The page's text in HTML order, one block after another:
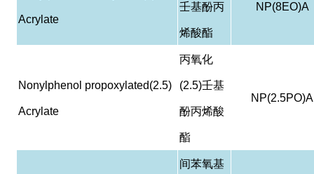
Acrylate
壬基酚丙
烯酸酯
NP(8EO)A
Nonylphenol propoxylated(2.5)
Acrylate
丙氧化
(2.5)壬基
酚丙烯酸
酯
NP(2.5PO)A
间苯氧基